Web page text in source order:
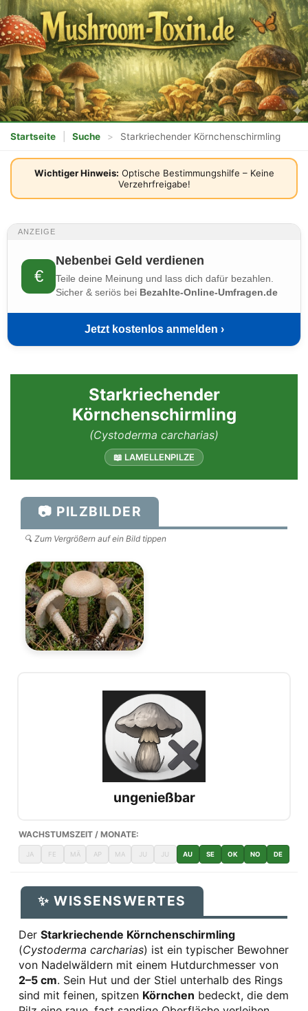
Startseite Suche > Starkriechender Körnchenschirmling
Wichtiger Hinweis: Optische Bestimmungshilfe – Keine
Verzehrfreigabe!
ANZEIGE
€
Nebenbei Geld verdienen
Teile deine Meinung und lass dich dafür bezahlen.
Sicher & seriös bei Bezahlte-Online-Umfragen.de
Jetzt kostenlos anmelden ›
Starkriechender
Körnchenschirmling
(Cystoderma carcharias)
📖 LAMELLENPILZE
📷 PILZBILDER
🔍 Zum Vergrößern auf ein Bild tippen
ungenießbar
WACHSTUMSZEIT / MONATE:
JA FE MÄ AP MA JU JU AU SE OK NO DE
✨ WISSENSWERTES
Der Starkriechende Körnchenschirmling
(Cystoderma carcharias) ist ein typischer Bewohner
von Nadelwäldern mit einem Hutdurchmesser von
2–5 cm. Sein Hut und der Stiel unterhalb des Rings
sind mit feinen, spitzen Körnchen bedeckt, die dem